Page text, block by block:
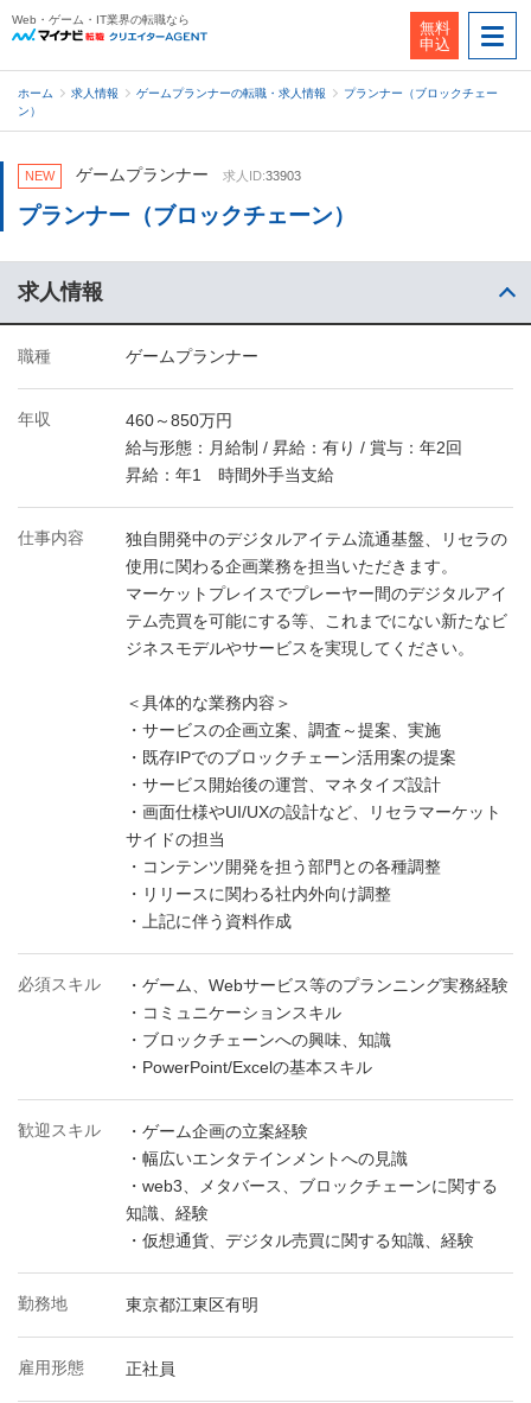
Web・ゲーム・IT業界の転職なら
無料
申込
ホーム 求人情報 ゲームプランナーの転職・求人情報
プランナー（ブロックチェー
ン）
NEW ゲームプランナー 求人ID:33903
プランナー（ブロックチェーン）
求人情報
職種 ゲームプランナー
年収
460～850万円
給与形態：月給制 / 昇給：有り / 賞与：年2回
昇給：年1 時間外手当支給
仕事内容
独自開発中のデジタルアイテム流通基盤、リセラの
使用に関わる企画業務を担当いただきます。
マーケットプレイスでプレーヤー間のデジタルアイ
テム売買を可能にする等、これまでにない新たなビ
ジネスモデルやサービスを実現してください。
＜具体的な業務内容＞
・サービスの企画立案、調査～提案、実施
・既存IPでのブロックチェーン活用案の提案
・サービス開始後の運営、マネタイズ設計
・画面仕様やUI/UXの設計など、リセラマーケット
サイドの担当
・コンテンツ開発を担う部門との各種調整
・リリースに関わる社内外向け調整
・上記に伴う資料作成
必須スキル
・ゲーム、Webサービス等のプランニング実務経験
・コミュニケーションスキル
・ブロックチェーンへの興味、知識
・PowerPoint/Excelの基本スキル
歓迎スキル
・ゲーム企画の立案経験
・幅広いエンタテインメントへの見識
・web3、メタバース、ブロックチェーンに関する
知識、経験
・仮想通貨、デジタル売買に関する知識、経験
勤務地 東京都江東区有明
雇用形態 正社員